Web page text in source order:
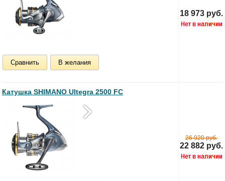
Sustain
SUSTAIN FI
Twinpower FD
Сравнить В желания
18 973 руб.
Катушка SHIMANO Ultegra 2500 FC
26 920 руб.
22 882 руб.